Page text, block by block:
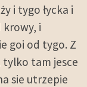
i tygo łycka i
krowy, i
goi od tygo. Z
tylko tam jesce
sie utrzepie